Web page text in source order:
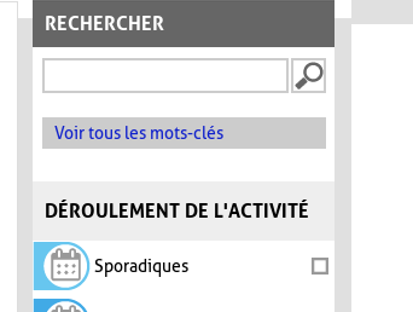
RECHERCHER
Voir tous les mots-clés
DÉROULEMENT DE L'ACTIVITÉ
Sporadiques